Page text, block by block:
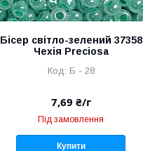
Бісер світло-зелений 37358
Чехія Preciosa
Б - 28
7,69 ₴/г
Під замовлення
Купити